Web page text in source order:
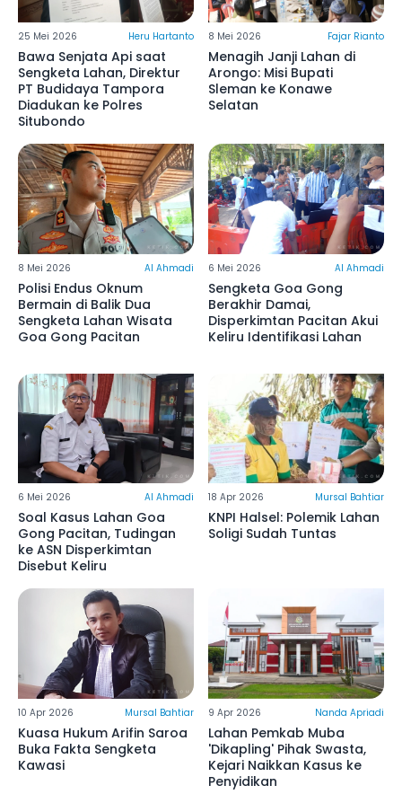
25 Mei 2026 Heru Hartanto
Bawa Senjata Api saat
Sengketa Lahan, Direktur
PT Budidaya Tampora
Diadukan ke Polres
Situbondo
8 Mei 2026 Fajar Rianto
Menagih Janji Lahan di
Arongo: Misi Bupati
Sleman ke Konawe
Selatan
8 Mei 2026 Al Ahmadi
Polisi Endus Oknum
Bermain di Balik Dua
Sengketa Lahan Wisata
Goa Gong Pacitan
6 Mei 2026 Al Ahmadi
Sengketa Goa Gong
Berakhir Damai,
Disperkimtan Pacitan Akui
Keliru Identifikasi Lahan
6 Mei 2026 Al Ahmadi
Soal Kasus Lahan Goa
Gong Pacitan, Tudingan
ke ASN Disperkimtan
Disebut Keliru
18 Apr 2026 Mursal Bahtiar
KNPI Halsel: Polemik Lahan
Soligi Sudah Tuntas
10 Apr 2026 Mursal Bahtiar
Kuasa Hukum Arifin Saroa
Buka Fakta Sengketa
Kawasi
9 Apr 2026 Nanda Apriadi
Lahan Pemkab Muba
'Dikapling' Pihak Swasta,
Kejari Naikkan Kasus ke
Penyidikan